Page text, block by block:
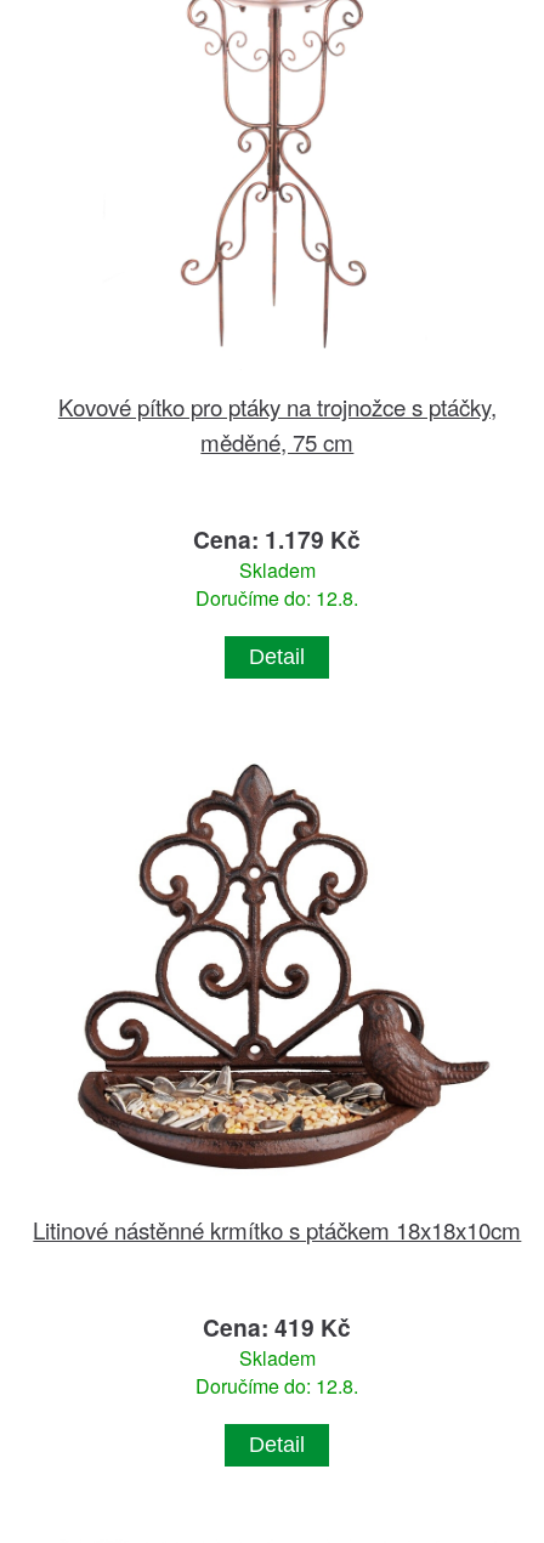
Kovové pítko pro ptáky na trojnožce s ptáčky,
měděné, 75 cm
Cena: 1.179 Kč
Skladem
Doručíme do: 12.8.
Detail
Litinové nástěnné krmítko s ptáčkem 18x18x10cm
Cena: 419 Kč
Skladem
Doručíme do: 12.8.
Detail